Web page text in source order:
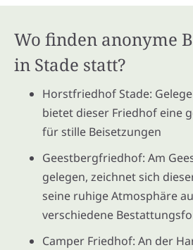
Wo finden anonyme
in Stade statt?
Horstfriedhof Stade:
bietet dieser Friedhof eine
für stille Beisetzungen
Geestbergfriedhof: Am
gelegen, zeichnet sich
seine ruhige Atmosphäre
verschiedene
Camper Friedhof: An der